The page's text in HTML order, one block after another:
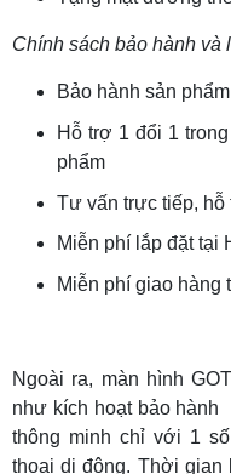
Chính sách bảo hành và
Bảo hành sản
Hỗ trợ 1 đổi 1
phẩm
Tư vấn trực tiếp, hỗ
Miễn phí lắp đặt tại
Miễn phí giao hàng
Ngoài ra, màn hình
như kích hoạt bảo
thông minh chỉ với 1
thoại di động. Thời gian